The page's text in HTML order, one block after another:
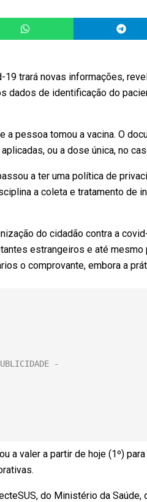
trará novas informações,
dados de identificação do
pessoa tomou a vacina. O
ou a dose única, no
a ter uma política de
a coleta e tratamento de
do cidadão contra a
estrangeiros e até mesmo
o comprovante, embora a
a valer a partir de hoje (1º)
do Ministério da Saúde,